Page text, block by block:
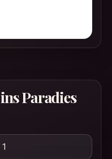
Paradies
Paradies